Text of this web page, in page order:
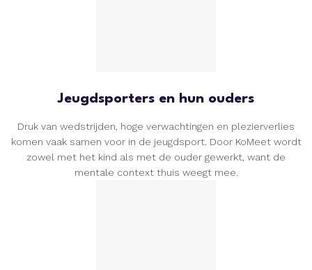
Jeugdsporters en hun ouders
Druk van wedstrijden, hoge verwachtingen en plezierverlies
komen vaak samen voor in de jeugdsport. Door KoMeet wordt
zowel met het kind als met de ouder gewerkt, want de
mentale context thuis weegt mee.